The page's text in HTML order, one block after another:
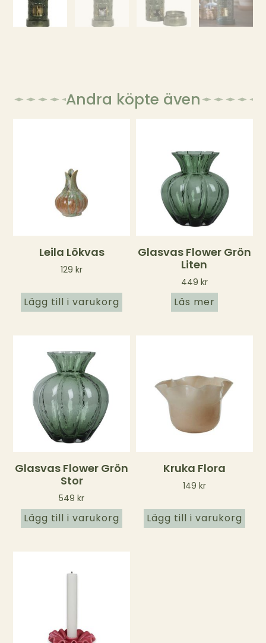
Andra köpte även
Leila Lökvas
129kr
Lägg till i varukorg
Glasvas Flower Grön
Liten
449 kr
Läs mer
Glasvas Flower Grön
Stor
549kr
Lägg till i varukorg
Kruka Flora
149 kr
Lägg till i varukorg